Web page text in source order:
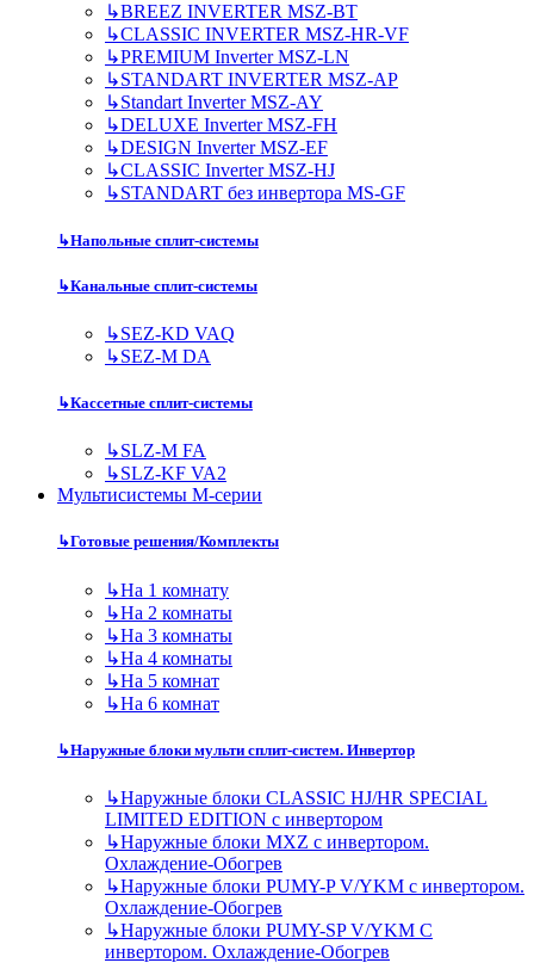
↳BREEZ INVERTER MSZ-BT
↳CLASSIC INVERTER MSZ-HR-VF
↳PREMIUM Inverter MSZ-LN
↳STANDART INVERTER MSZ-AP
↳Standart Inverter MSZ-AY
↳DELUXE Inverter MSZ-FH
↳DESIGN Inverter MSZ-EF
↳CLASSIC Inverter MSZ-HJ
↳STANDART без инвертора MS-GF
↳Напольные сплит-системы
↳Канальные сплит-системы
↳SEZ-KD VAQ
↳SEZ-M DA
↳Кассетные сплит-системы
↳SLZ-M FA
↳SLZ-KF VA2
Мультисистемы M-серии
↳Готовые решения/Комплекты
↳На 1 комнату
↳На 2 комнаты
↳На 3 комнаты
↳На 4 комнаты
↳На 5 комнат
↳На 6 комнат
↳Наружные блоки мульти сплит-систем. Инвертор
↳Наружные блоки CLASSIC HJ/HR SPECIAL
LIMITED EDITION с инвертором
↳Наружные блоки MXZ с инвертором.
Охлаждение-Обогрев
↳Наружные блоки PUMY-P V/YKM с инвертором.
Охлаждение-Обогрев
↳Наружные блоки PUMY-SP V/YKM С
инвертором. Охлаждение-Обогрев